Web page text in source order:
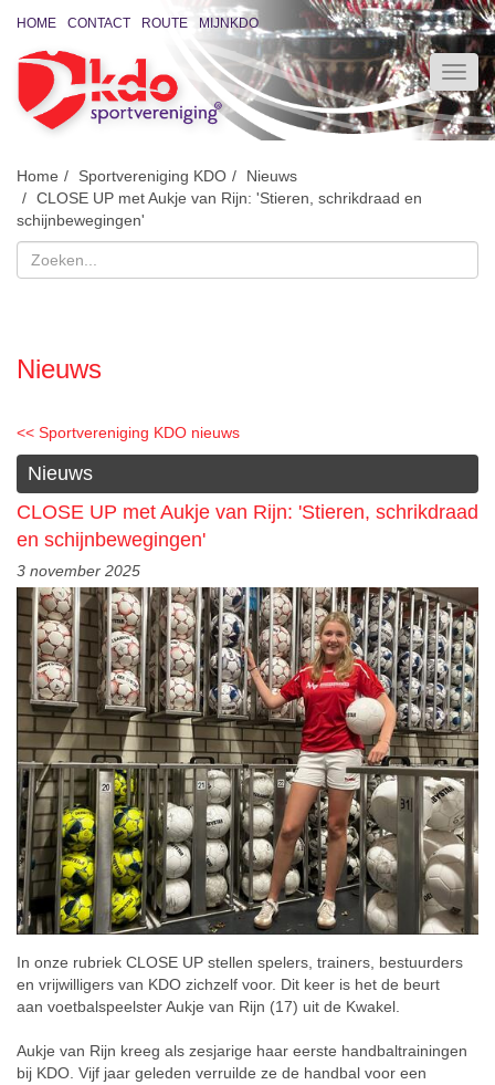
HOME CONTACT ROUTE MIJNKDO
Home Sportvereniging KDO
Nieuws
CLOSE UP met Aukje van Rijn: 'Stieren, schrikdraad en
schijnbewegingen'
Nieuws
<< Sportvereniging KDO nieuws
Nieuws
CLOSE UP met Aukje van Rijn: 'Stieren, schrikdraad
en schijnbewegingen'
3 november 2025
In onze rubriek CLOSE UP stellen spelers, trainers, bestuurders
en vrijwilligers van KDO zichzelf voor. Dit keer is het de beurt
aan voetbalspeelster Aukje van Rijn (17) uit de Kwakel.
Aukje van Rijn kreeg als zesjarige haar eerste handbaltrainingen
bij KDO. Vijf jaar geleden verruilde ze de handbal voor een